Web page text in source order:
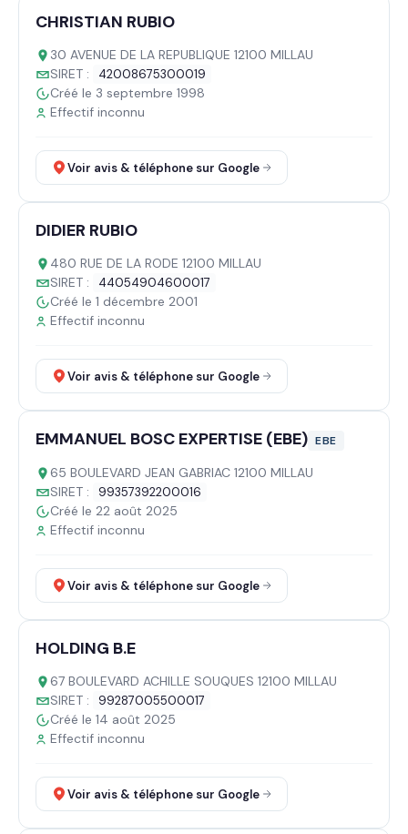
CHRISTIAN RUBIO
30 AVENUE DE LA REPUBLIQUE 12100 MILLAU
SIRET :
42008675300019
Créé le 3 septembre 1998
Effectif inconnu
Voir avis & téléphone sur Google
DIDIER RUBIO
480 RUE DE LA RODE 12100 MILLAU
SIRET :
44054904600017
Créé le 1 décembre 2001
Effectif inconnu
Voir avis & téléphone sur Google
EMMANUEL BOSC EXPERTISE (EBE) EBE
65 BOULEVARD JEAN GABRIAC 12100 MILLAU
SIRET :
99357392200016
Créé le 22 août 2025
Effectif inconnu
Voir avis & téléphone sur Google
HOLDING B.E
67 BOULEVARD ACHILLE SOUQUES 12100 MILLAU
SIRET :
99287005500017
Créé le 14 août 2025
Effectif inconnu
Voir avis & téléphone sur Google